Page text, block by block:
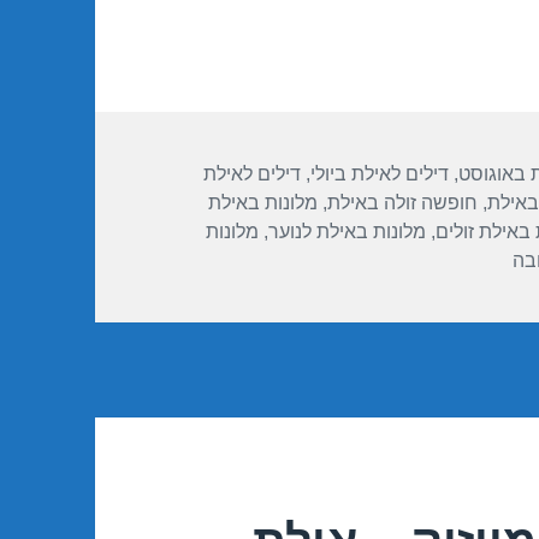
באוגוסט,דילים לאילת ביולי,דילים לאילת
, חופשה זולה באילת, מלונות באילת
באילת זולים, מלונות באילת לנוער, מלונות